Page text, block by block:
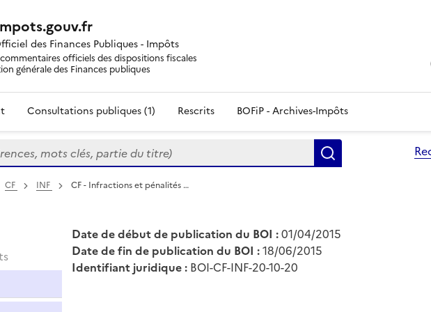
des Finances Publiques - Impôts
officiels des dispositions fiscales
générale des Finances publiques
Consultations publiques (1) Rescrits BOFiP - Archives-Impôts
mots clés, partie du titre)
CF INF CF - Infractions et pénalités …
Date de début de publication du BOI :01/04/2015
Date de fin de publication du BOI :18/06/2015
Identifiant juridique : BOI-CF-INF-20-10-20